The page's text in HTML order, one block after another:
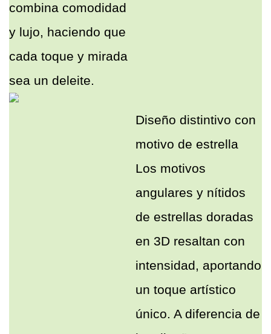
combina comodidad
y lujo, haciendo que
cada toque y mirada
sea un deleite.
Diseño distintivo con
motivo de estrella
Los motivos
angulares y nítidos
de estrellas doradas
en 3D resaltan con
intensidad, aportando
un toque artístico
único. A diferencia de